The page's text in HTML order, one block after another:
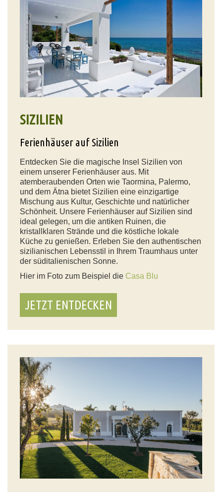
SIZILIEN
Ferienhäuser auf Sizilien
Entdecken Sie die magische Insel Sizilien von
einem unserer Ferienhäuser aus. Mit
atemberaubenden Orten wie Taormina, Palermo,
und dem Ätna bietet Sizilien eine einzigartige
Mischung aus Kultur, Geschichte und natürlicher
Schönheit. Unsere Ferienhäuser auf Sizilien sind
ideal gelegen, um die antiken Ruinen, die
kristallklaren Strände und die köstliche lokale
Küche zu genießen. Erleben Sie den authentischen
sizilianischen Lebensstil in Ihrem Traumhaus unter
der süditalienischen Sonne.
Hier im Foto zum Beispiel die Casa Blu
JETZT ENTDECKEN